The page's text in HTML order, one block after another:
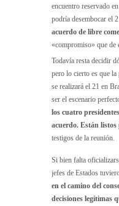
encuentro reservado
podría desembocar el
acuerdo de libre
«compromiso» que de
Todavía resta decidir
pero lo cierto es que
se realizará el 21 en
ser el escenario
los cuatro
acuerdo. Están
testigos de la reunión.
Si bien falta
jefes de Estados
en el camino del
decisiones legítimas